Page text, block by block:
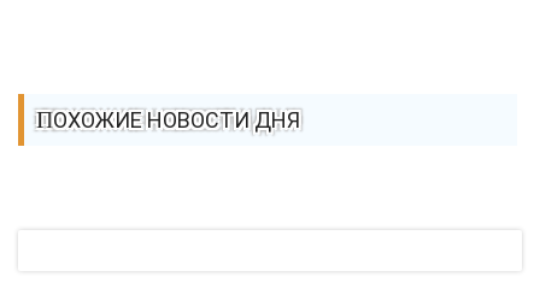
ПОХОЖИЕ НОВОСТИ ДНЯ